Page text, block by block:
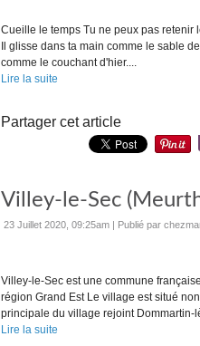
Cueille le temps Tu ne peux pas retenir
Il glisse dans ta main comme le sable
comme le couchant d'hier....
Lire la suite
Partager cet article
Villey-le-Sec
23 Juillet 2020, 09:25am | Publié par
Villey-le-Sec est une commune
région Grand Est Le village est situé
principale du village rejoint Dommartin-
Lire la suite